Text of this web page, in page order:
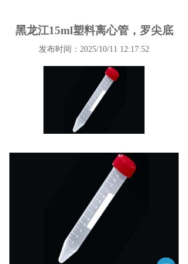
黑龙江15ml塑料离心管，罗尖底
发布时间：2025/10/11 12:17:52